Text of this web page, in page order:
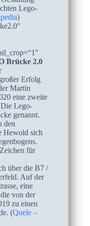
Lego-
)
Brücke 2.0
Erfolg
Martin
eine zweite
Lego-
genannt.
den
Hewold sich
für
über die B7 /
Auf der
eine
von der
zu einen
(Quele –